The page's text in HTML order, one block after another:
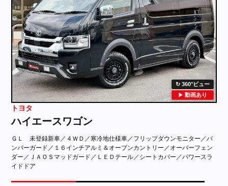
360°ビュー
動画あり
トヨタ
ハイエースワゴン
ＧＬ 未登録新車／４ＷＤ／寒冷地仕様車／フリップダウンモニター／バ
ンパーガード／１６インチアルミ＆オープンカントリー／オーバーフェン
ダー／ＪＡＯＳマッドガード／ＬＥＤテール／シートカバー／パワースラ
イドドア